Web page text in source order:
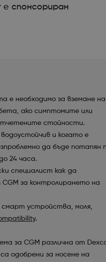
спонсориран
е необходимо за вземане на
ако симптомите или
стойности.
и когато е
да бъде потапян
24 часа.
специалист как да
за контролирането на
смарт устройства, моля,
.
за CGM различна от
одобрени за носене на